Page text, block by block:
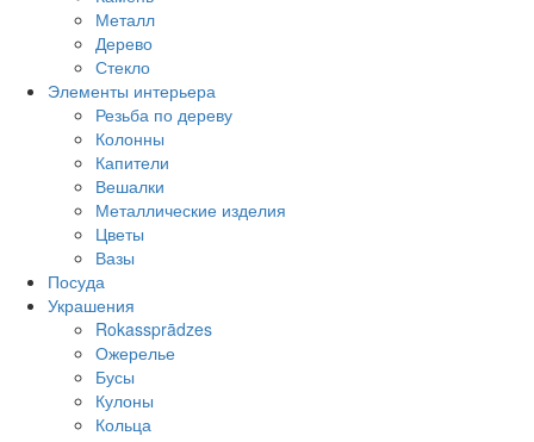
Металл
Дерево
Стекло
Элементы интерьера
Резьба по дереву
Колонны
Капители
Вешалки
Металлические изделия
Цветы
Вазы
Посуда
Украшения
Rokassprādzes
Ожерелье
Бусы
Кулоны
Кольца